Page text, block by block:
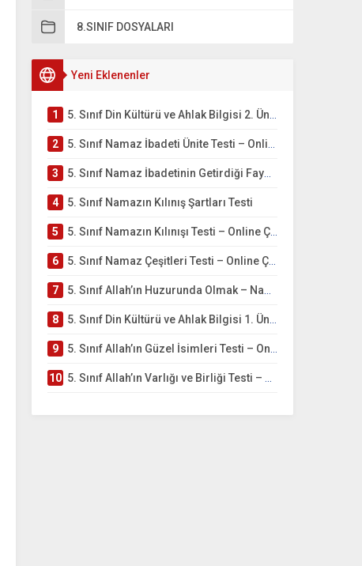
8.SINIF DOSYALARI
Yeni Eklenenler
1 5. Sınıf Din Kültürü ve Ahlak Bilgisi 2. Ünite: Namaz İbadeti Çalışmaları
2 5. Sınıf Namaz İbadeti Ünite Testi – Online Çöz
3 5. Sınıf Namaz İbadetinin Getirdiği Faydalar Testi
4 5. Sınıf Namazın Kılınış Şartları Testi
5 5. Sınıf Namazın Kılınışı Testi – Online Çöz
6 5. Sınıf Namaz Çeşitleri Testi – Online Çöz
7 5. Sınıf Allah’ın Huzurunda Olmak – Namaz İbadeti Testi
8 5. Sınıf Din Kültürü ve Ahlak Bilgisi 1. Ünite: Allah İnancı Çalışmaları
9 5. Sınıf Allah’ın Güzel İsimleri Testi – Online Çöz
10 5. Sınıf Allah’ın Varlığı ve Birliği Testi – Online Çöz